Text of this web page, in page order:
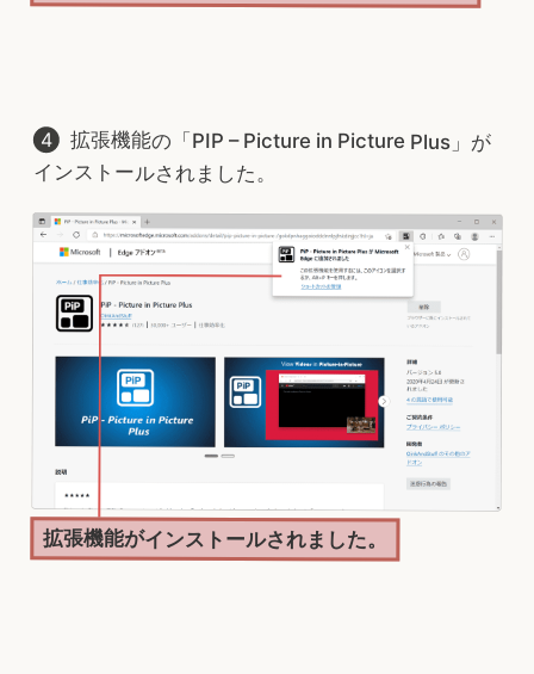
拡張機能の「PIP – Picture in Picture Plus」が
インストールされました。
拡張機能がインストールされました。